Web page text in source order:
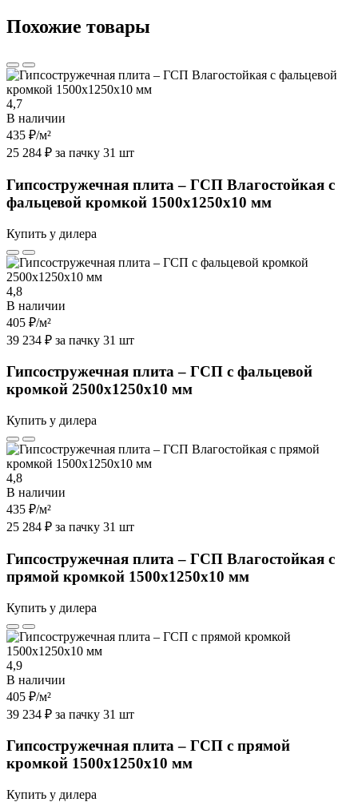
Похожие товары
4,7
В наличии
435 ₽/м²
25 284 ₽ за пачку 31 шт
Гипсостружечная плита – ГСП Влагостойкая с
фальцевой кромкой 1500х1250х10 мм
Купить у дилера
4,8
В наличии
405 ₽/м²
39 234 ₽ за пачку 31 шт
Гипсостружечная плита – ГСП с фальцевой
кромкой 2500х1250х10 мм
Купить у дилера
4,8
В наличии
435 ₽/м²
25 284 ₽ за пачку 31 шт
Гипсостружечная плита – ГСП Влагостойкая с
прямой кромкой 1500х1250х10 мм
Купить у дилера
4,9
В наличии
405 ₽/м²
39 234 ₽ за пачку 31 шт
Гипсостружечная плита – ГСП с прямой
кромкой 1500х1250х10 мм
Купить у дилера